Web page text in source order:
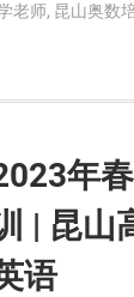
老师, 昆山奥数
年
| 昆山
语